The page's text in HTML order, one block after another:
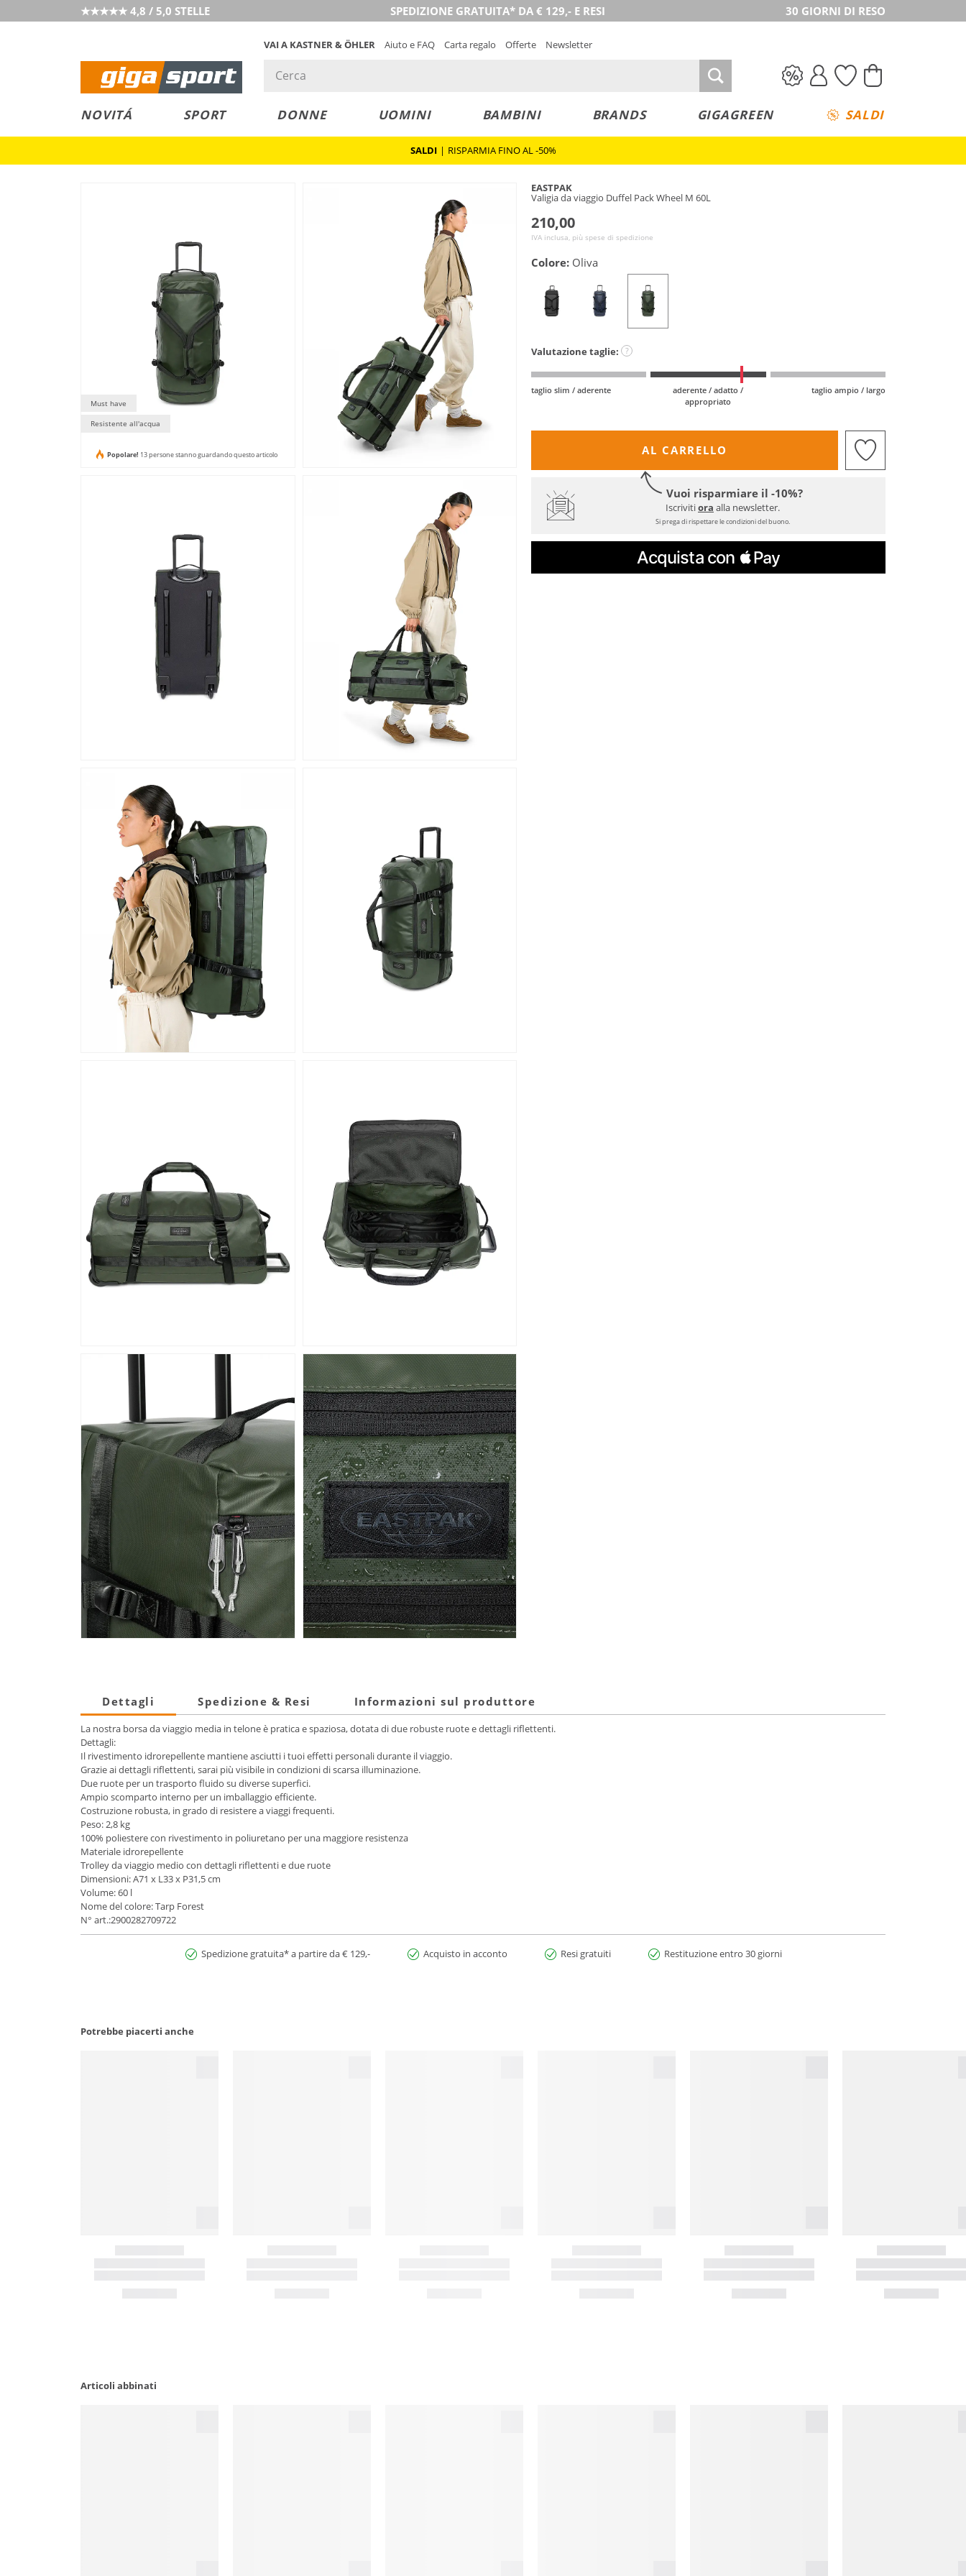
★★★★★ 4,8 / 5,0 STELLE SPEDIZIONE GRATUITA* DA € 129,- E RESI 30 GIORNI DI RESO
VAI A KASTNER & ÖHLER Aiuto e FAQ Carta regalo Offerte Newsletter
NOVITÁ SPORT DONNE UOMINI BAMBINI BRANDS GIGAGREEN SALDI
SALDI | RISPARMIA FINO AL -50%
Must have
Resistente all'acqua
Popolare! 13 persone stanno guardando questo articolo
EASTPAK
Valigia da viaggio Duffel Pack Wheel M 60L
210,00
IVA inclusa, più spese di spedizione
Colore: Oliva
Valutazione taglie: ?
taglio slim / aderente
aderente / adatto /
appropriato
taglio ampio / largo
AL CARRELLO
Vuoi risparmiare il -10%?
Iscrivitiora alla newsletter.
Si prega di rispettare le condizioni del buono.
Dettagli Spedizione & Resi Informazioni sul produttore
La nostra borsa da viaggio media in telone è pratica e spaziosa, dotata di due robuste ruote e dettagli riflettenti.
Dettagli:
Il rivestimento idrorepellente mantiene asciutti i tuoi effetti personali durante il viaggio.
Grazie ai dettagli riflettenti, sarai più visibile in condizioni di scarsa illuminazione.
Due ruote per un trasporto fluido su diverse superfici.
Ampio scomparto interno per un imballaggio efficiente.
Costruzione robusta, in grado di resistere a viaggi frequenti.
Peso: 2,8 kg
100% poliestere con rivestimento in poliuretano per una maggiore resistenza
Materiale idrorepellente
Trolley da viaggio medio con dettagli riflettenti e due ruote
Dimensioni: A71 x L33 x P31,5 cm
Volume: 60 l
Nome del colore: Tarp Forest
N° art.:2900282709722
Spedizione gratuita* a partire da € 129,- Acquisto in acconto Resi gratuiti Restituzione entro 30 giorni
Potrebbe piacerti anche
Articoli abbinati